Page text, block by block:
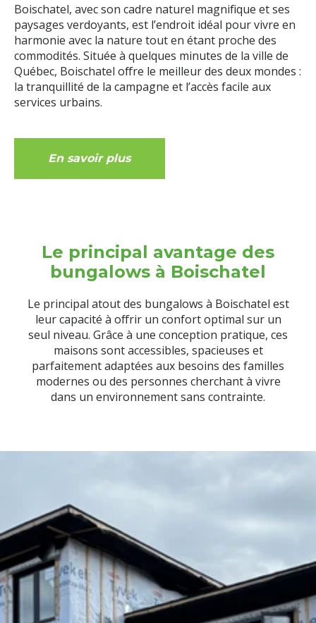
Boischatel, avec son cadre naturel magnifique et ses
paysages verdoyants, est l’endroit idéal pour vivre en
harmonie avec la nature tout en étant proche des
commodités. Située à quelques minutes de la ville de
Québec, Boischatel offre le meilleur des deux mondes :
la tranquillité de la campagne et l’accès facile aux
services urbains.
En savoir plus
Le principal avantage des
bungalows à Boischatel
Le principal atout des bungalows à Boischatel est
leur capacité à offrir un confort optimal sur un
seul niveau. Grâce à une conception pratique, ces
maisons sont accessibles, spacieuses et
parfaitement adaptées aux besoins des familles
modernes ou des personnes cherchant à vivre
dans un environnement sans contrainte.